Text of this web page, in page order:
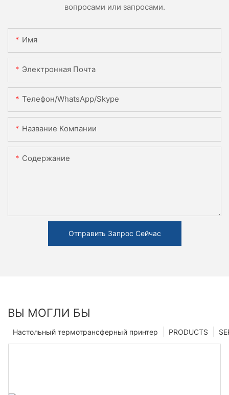
вопросами или запросами.
Имя
Электронная Почта
Телефон/WhatsApp/Skype
Название Компании
Содержание
Отправить Запрос Сейчас
ВЫ МОГЛИ БЫ
PRODUCTS
Настольный термотрансферный принтер